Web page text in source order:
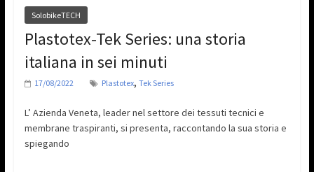
SolobikeTECH
Plastotex-Tek Series: una storia
italiana in sei minuti
17/08/2022 Plastotex, Tek Series
L’ Azienda Veneta, leader nel settore dei tessuti tecnici e
membrane traspiranti, si presenta, raccontando la sua storia e
spiegando